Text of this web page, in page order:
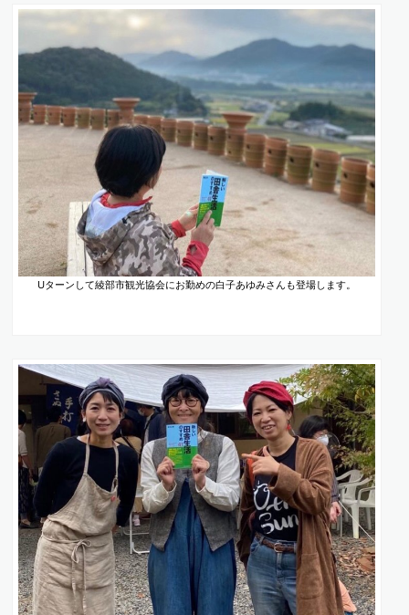
Uターンして綾部市観光協会にお勤めの白子あゆみさんも登場します。